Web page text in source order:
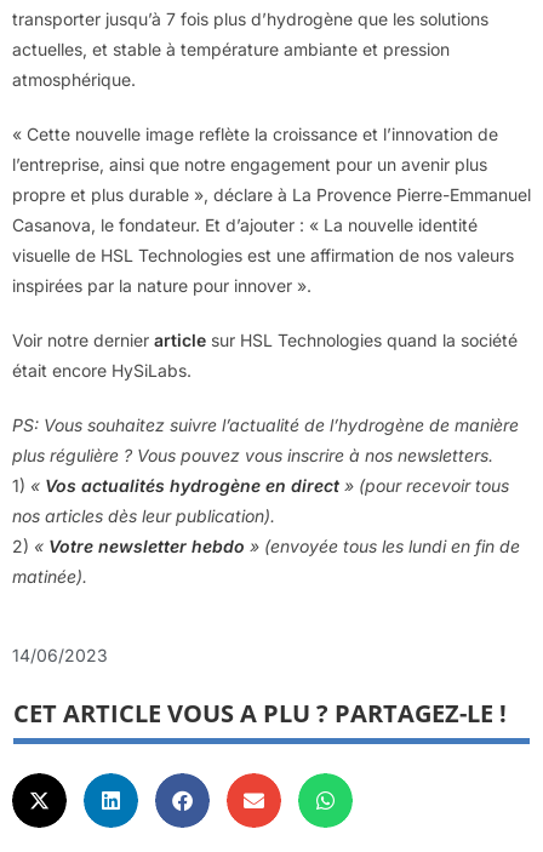
transporter jusqu’à 7 fois plus d’hydrogène que les solutions
actuelles, et stable à température ambiante et pression
atmosphérique.
« Cette nouvelle image reflète la croissance et l’innovation de
l’entreprise, ainsi que notre engagement pour un avenir plus
propre et plus durable », déclare à La Provence Pierre-Emmanuel
Casanova, le fondateur. Et d’ajouter : « La nouvelle identité
visuelle de HSL Technologies est une affirmation de nos valeurs
inspirées par la nature pour innover ».
Voir notre dernier article sur HSL Technologies quand la société
était encore HySiLabs.
PS: Vous souhaitez suivre l’actualité de l’hydrogène de manière
plus régulière ? Vous pouvez vous inscrire à nos newsletters.
1) « Vos actualités hydrogène en direct » (pour recevoir tous
nos articles dès leur publication).
2) « Votre newsletter hebdo » (envoyée tous les lundi en fin de
matinée).
14/06/2023
CET ARTICLE VOUS A PLU ? PARTAGEZ-LE !